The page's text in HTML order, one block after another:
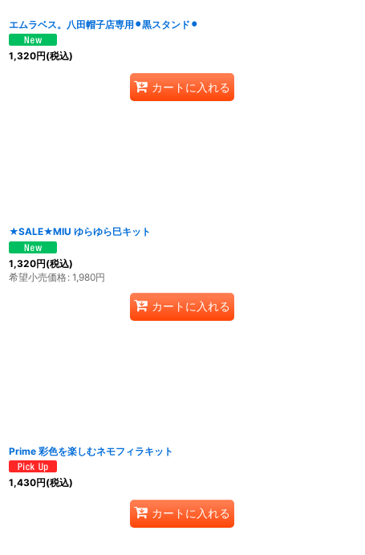
エムラベス。八田帽子店専用⚫︎黒スタンド⚫︎
1,320円(税込)
カートに入れる
★SALE★MIU ゆらゆら巳キット
1,320円(税込)
希望小売価格: 1,980円
カートに入れる
Prime 彩色を楽しむネモフィラキット
1,430円(税込)
カートに入れる